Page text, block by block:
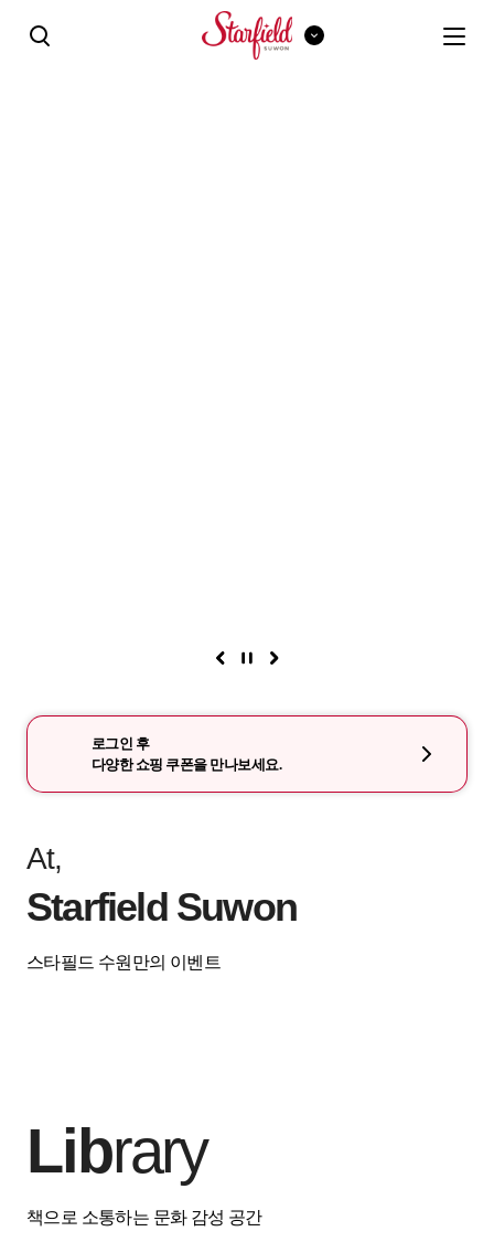
로그인 후
다양한 쇼핑 쿠폰을 만나보세요.
At,
Starfield Suwon
스타필드 수원만의 이벤트
Library
책으로 소통하는 문화 감성 공간